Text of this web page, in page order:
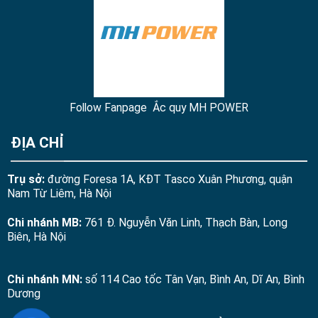
Follow Fanpage Ắc quy MH POWER
ĐỊA CHỈ
Trụ sở:đường Foresa 1A, KĐT Tasco Xuân Phương, quận
Nam Từ Liêm, Hà Nội
Chi nhánh MB:761 Đ. Nguyễn Văn Linh, Thạch Bàn, Long
Biên, Hà Nội
Chi nhánh MN:số 114 Cao tốc Tân Vạn, Bình An, Dĩ An, Bình
Dương